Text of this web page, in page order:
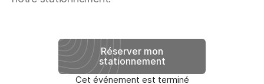
Réserver mon
stationnement
Cet événement est terminé